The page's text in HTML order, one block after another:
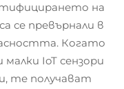
на
се превърнали в
Когато
IoT сензори
те получават